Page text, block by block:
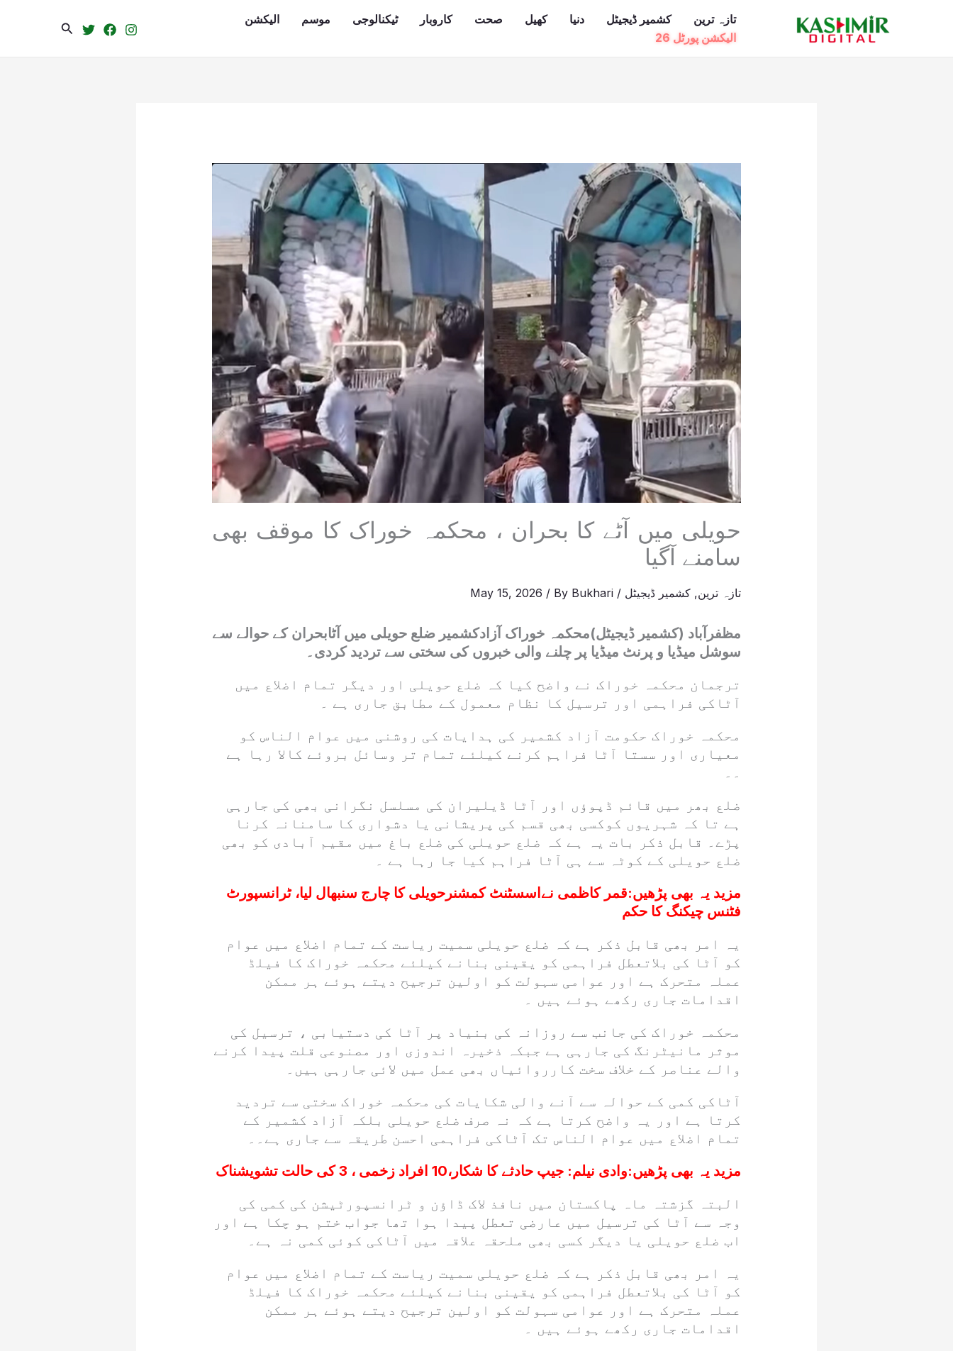
تازہ ترین کشمیر ڈیجیٹل دنیا کھیل صحت کاروبار ٹیکنالوجی موسم
الیکشن
الیکشن پورٹل 26
Search
حویلی میں آٹے کا بحران ، محکمہ خوراک کا موقف بھی
سامنے آگیا
تازہ ترین, کشمیر ڈیجیٹل /
May 15, 2026 / By Bukhari
مظفرآباد (کشمیر ڈیجیٹل)محکمہ خوراک آزادکشمیر ضلع حویلی میں آٹابحران کے حوالے سے
سوشل میڈیا و پرنٹ میڈیا پر چلنے والی خبروں کی سختی سے تردید کردی۔
ترجمان محکمہ خوراک نے واضح کیا کہ ضلع حویلی اور دیگر تمام اضلاع میں
آٹاکی فراہمی اور ترسیل کا نظام معمول کے مطابق جاری ہے ۔
محکمہ خوراک حکومت آزاد کشمیر کی ہدایات کی روشنی میں عوام الناس کو
معیاری اور سستا آٹا فراہم کرنے کیلئے تمام تر وسائل بروئے کالا رہا ہے
۔۔
ضلع بھر میں قائم ڈپوؤں اور آٹا ڈیلیران کی مسلسل نگرانی بھی کی جارہی
ہے تا کہ شہریوں کوکسی بھی قسم کی پریشانی یا دشواری کا سامنانہ کرنا
پڑے۔ قابل ذکر بات یہ ہے کہ ضلع حویلی کی ضلع باغ میں مقیم آبادی کو بھی
ضلع حویلی کے کوٹہ سے ہی آٹا فراہم کیا جا رہا ہے ۔
مزید یہ بھی پڑھیں:قمر کاظمی نےاسسٹنٹ کمشنرحویلی کا چارج سنبھال لیا، ٹرانسپورٹ
فٹنس چیکنگ کا حکم
یہ امر بھی قابل ذکر ہے کہ ضلع حویلی سمیت ریاست کے تمام اضلاع میں عوام
کو آٹا کی بلاتعطل فراہمی کو یقینی بنانے کیلئے محکمہ خوراک کا فیلڈ
عملہ متحرک ہے اور عوامی سہولت کو اولین ترجیح دیتے ہوئے ہر ممکن
اقدامات جاری رکھے ہوئے ہیں ۔
محکمہ خوراک کی جانب سے روزانہ کی بنیاد پر آٹا کی دستیابی ، ترسیل کی
موثر مانیٹرنگ کی جارہی ہے جبکہ ذخیرہ اندوزی اور مصنوعی قلت پیدا کرنے
والے عناصر کے خلاف سخت کارروائیاں بھی عمل میں لائی جارہی ہیں۔
آٹاکی کمی کے حوالہ سے آنے والی شکایات کی محکمہ خوراک سختی سے تردید
کرتا ہے اور یہ واضح کرتا ہے کہ نہ صرف ضلع حویلی بلکہ آزاد کشمیر کے
تمام اضلاع میں عوام الناس تک آٹاکی فراہمی احسن طریقہ سے جاری ہے۔۔
مزید یہ بھی پڑھیں:وادی نیلم: جیپ حادثے کا شکار،10 افراد زخمی ، 3 کی حالت تشویشناک
البتہ گزشتہ ماہ پاکستان میں نافذ لاک ڈاؤن و ٹرانسپورٹیشن کی کمی کی
وجہ سے آٹا کی ترسیل میں عارضی تعطل پیدا ہوا تھا جواب ختم ہو چکا ہے اور
اب ضلع حویلی یا دیگر کسی بھی ملحقہ علاقہ میں آٹاکی کوئی کمی نہ ہے۔
یہ امر بھی قابل ذکر ہے کہ ضلع حویلی سمیت ریاست کے تمام اضلاع میں عوام
کو آٹا کی بلاتعطل فراہمی کو یقینی بنانے کیلئے محکمہ خوراک کا فیلڈ
عملہ متحرک ہے اور عوامی سہولت کو اولین ترجیح دیتے ہوئے ہر ممکن
اقدامات جاری رکھے ہوئے ہیں ۔